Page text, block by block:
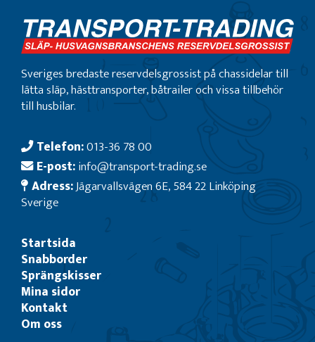
Sveriges bredaste reservdelsgrossist på chassidelar till
lätta släp, hästtransporter, båtrailer och vissa tillbehör
till husbilar.
Telefon:013-36 78 00
E-post:info@transport-trading.se
Adress:Jägarvallsvägen 6E, 584 22 Linköping
Sverige
Startsida
Snabborder
Sprängskisser
Mina sidor
Kontakt
Om oss